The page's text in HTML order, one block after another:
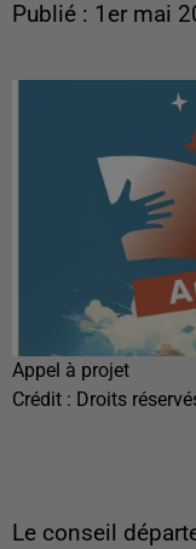
Publié : 1er mai
Appel à projet
Crédit : Droits
Le conseil